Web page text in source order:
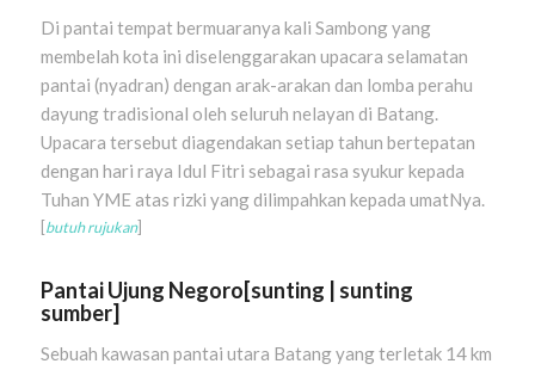
Di pantai tempat bermuaranya kali Sambong yang
membelah kota ini diselenggarakan upacara selamatan
pantai (nyadran) dengan arak-arakan dan lomba perahu
dayung tradisional oleh seluruh nelayan di Batang.
Upacara tersebut diagendakan setiap tahun bertepatan
dengan hari raya Idul Fitri sebagai rasa syukur kepada
Tuhan YME atas rizki yang dilimpahkan kepada umatNya.
[butuh rujukan]
Pantai Ujung Negoro[sunting | sunting
sumber]
Sebuah kawasan pantai utara Batang yang terletak 14 km